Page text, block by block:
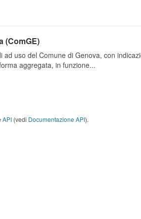
(ComGE)
uso del Comune di Genova, con
aggregata, in funzione...
API (vedi Documentazione API).